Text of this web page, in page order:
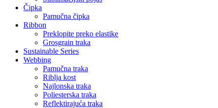
Čipka
Pamučna čipka
Ribbon
Preklopite preko elastike
Grosgrain traka
Sustainable Series
Webbing
Pamučna traka
Riblja kost
Najlonska traka
Poliesterska traka
Reflektirajuća traka